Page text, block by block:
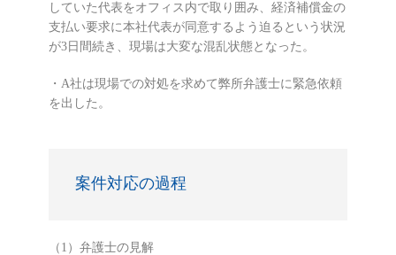
していた代表をオフィス内で取り囲み、経済補償金の
支払い要求に本社代表が同意するよう迫るという状況
が3日間続き、現場は大変な混乱状態となった。
・A社は現場での対処を求めて弊所弁護士に緊急依頼
を出した。
案件対応の過程
（1）弁護士の見解